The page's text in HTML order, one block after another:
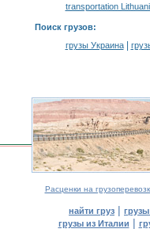
transportation
Поиск грузов:
грузы Украина|
Расценки на
найти груз |
грузы из Италии |